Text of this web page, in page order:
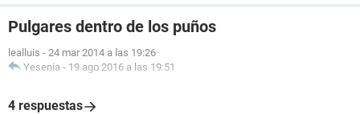
Pulgares dentro de los puños
lealluis - 24 mar 2014 a las 19:26
Yesenia - 19 ago 2016 a las 19:51
4 respuestas